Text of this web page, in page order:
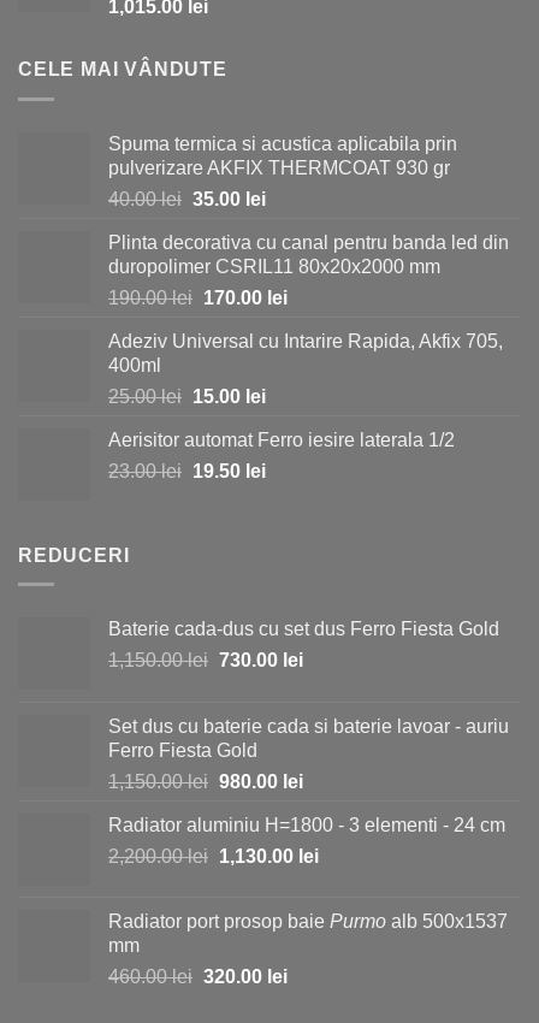
1,015.00 lei
CELE MAI VÂNDUTE
Spuma termica si acustica aplicabila prin
pulverizare AKFIX THERMCOAT 930 gr
40.00lei Prețul
a
fost:
40.00 lei.
35.00 leiPrețul
este:
35.00 lei.
Plinta decorativa cu canal pentru banda led din
duropolimer CSRIL11 80x20x2000 mm
190.00lei Prețul
a
190.00 lei.
170.00 leiPrețul
este:
Adeziv Universal cu Intarire Rapida, Akfix 705,
400ml
25.00lei Prețul
a
fost:
15.00 leiPrețul
este:
15.00 lei.
Aerisitor automat Ferro iesire laterala 1/2
23.00lei Prețul
19.50 leiPrețul
REDUCERI
Baterie cada-dus cu set dus Ferro Fiesta Gold
1,150.00lei Prețul
fost:
1,150.00 lei.
730.00 leiPrețul
730.00 lei.
Set dus cu baterie cada si baterie lavoar - auriu
Ferro Fiesta Gold
1,150.00lei Prețul
a
fost:
980.00 leiPrețul
este:
980.00 lei.
Radiator aluminiu H=1800 - 3 elementi - 24 cm
2,200.00lei Prețul
fost:
1,130.00 leiPrețul
1,130.00 lei.
Radiator port prosop baie Purmo alb 500x1537
mm
460.00lei Prețul
320.00 leiPrețul